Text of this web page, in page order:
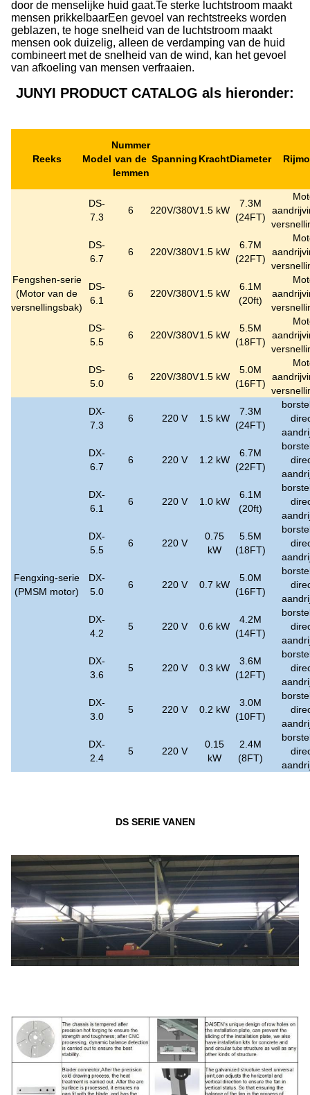
door de menselijke huid gaat.Te sterke luchtstroom maakt
mensen prikkelbaarEen gevoel van rechtstreeks worden
geblazen, te hoge snelheid van de luchtstroom maakt
mensen ook duizelig, alleen de verdamping van de huid
combineert met de snelheid van de wind, kan het gevoel
van afkoeling van mensen verfraaien.
JUNYI PRODUCT CATALOG als hieronder:
Reeks Model
Nummer
van de
lemmen
Spanning KrachtDiameter
Fengshen-serie
(Motor van de
versnellingsbak)
DS-
7.3
6 220V/380V1.5 kW
7.3M
(24FT)
DS-
6.7
6 220V/380V1.5 kW
6.7M
(22FT)
DS-
6.1
6 220V/380V1.5 kW
6.1M
(20ft)
DS-
5.5
6 220V/380V1.5 kW
5.5M
(18FT)
DS-
5.0
6 220V/380V1.5 kW
5.0M
(16FT)
Fengxing-serie
(PMSM motor)
DX-
7.3
6 220 V 1.5 kW
7.3M
(24FT)
DX-
6.7
6 220 V 1.2 kW
6.7M
(22FT)
DX-
6.1
6 220 V 1.0 kW
6.1M
(20ft)
DX-
5.5
6 220 V
0.75
kW
5.5M
(18FT)
DX-
5.0
6 220 V 0.7 kW
5.0M
(16FT)
DX-
4.2
5 220 V 0.6 kW
4.2M
(14FT)
DX-
3.6
5 220 V 0.3 kW
3.6M
(12FT)
DX-
3.0
5 220 V 0.2 kW
3.0M
(10FT)
DX-
2.4
5 220 V
0.15
kW
2.4M
(8FT)
DS SERIE VANEN